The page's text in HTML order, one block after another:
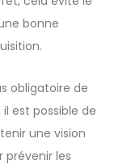
bonne
obligatoire de
est possible de
une vision
prévenir les